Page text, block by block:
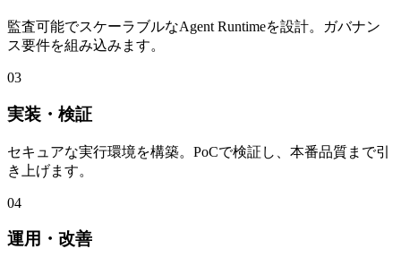
監査可能でスケーラブルなAgent Runtimeを設計。ガバナン
ス要件を組み込みます。
03
実装・検証
セキュアな実行環境を構築。PoCで検証し、本番品質まで引
き上げます。
04
運用・改善